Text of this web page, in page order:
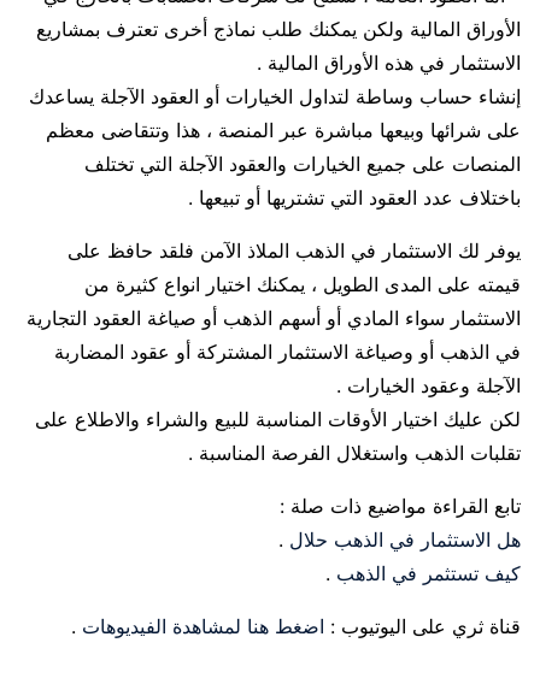
الأوراق المالية ولكن يمكنك طلب نماذج أخرى تعترف بمشاريع
الاستثمار في هذه الأوراق المالية .
إنشاء حساب وساطة لتداول الخيارات أو العقود الآجلة يساعدك
على شرائها وبيعها مباشرة عبر المنصة ، هذا وتتقاضى معظم
المنصات على جميع الخيارات والعقود الآجلة التي تختلف
باختلاف عدد العقود التي تشتريها أو تبيعها .
يوفر لك الاستثمار في الذهب الملاذ الآمن فلقد حافظ على
قيمته على المدى الطويل ، يمكنك اختيار انواع كثيرة من
الاستثمار سواء المادي أو أسهم الذهب أو صياغة العقود التجارية
في الذهب أو وصياغة الاستثمار المشتركة أو عقود المضاربة
الآجلة وعقود الخيارات .
لكن عليك اختيار الأوقات المناسبة للبيع والشراء والاطلاع على
تقلبات الذهب واستغلال الفرصة المناسبة .
تابع القراءة مواضيع ذات صلة :
هل الاستثمار في الذهب حلال .
كيف تستثمر في الذهب .
قناة ثري على اليوتيوب : اضغط هنا لمشاهدة الفيديوهات .